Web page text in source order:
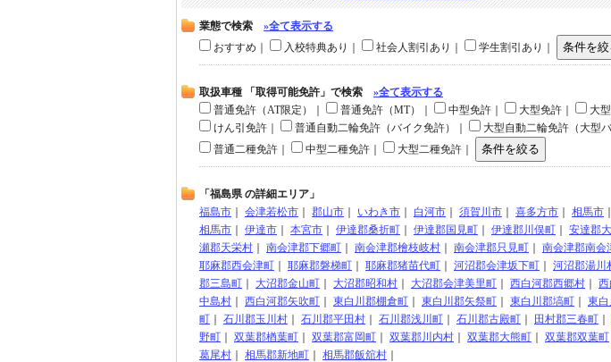
業態で検索 »全て表示する
おすすめ｜
入校特典あり｜ 社会人割引あり｜ 学生割引あり｜
取扱車種 「取得可能免許」で検索 »全て表示する
普通免許（AT限定）｜
普通免許（MT）｜ 中型免許｜ 大型免許｜
大
けん引免許｜
普通自動二輪免許（バイク免許）｜
大型自動二輪免許（大型
普通二種免許｜
中型二種免許｜ 大型二種免許｜
「福島県 の詳細エリア」
福島市
会津若松市 郡山市 いわき市 白河市 須賀川市 喜多方市 相馬市
相馬市
伊達市 本宮市 伊達郡桑折町 伊達郡国見町 伊達郡川俣町 安達郡
瀬郡天栄村
南会津郡下郷町 南会津郡檜枝岐村 南会津郡只見町 南会津郡南会
耶麻郡西会津町
耶麻郡磐梯町 耶麻郡猪苗代町 河沼郡会津坂下町 河沼郡湯川
郡三島町
大沼郡金山町 大沼郡昭和村 大沼郡会津美里町 西白河郡西郷村
中島村
西白河郡矢吹町 東白川郡棚倉町 東白川郡矢祭町 東白川郡塙町 東
町
石川郡玉川村 石川郡平田村 石川郡浅川町 石川郡古殿町 田村郡三春町
野町
双葉郡楢葉町 双葉郡富岡町 双葉郡川内村 双葉郡大熊町 双葉郡双葉町
葛尾村
相馬郡新地町 相馬郡飯舘村